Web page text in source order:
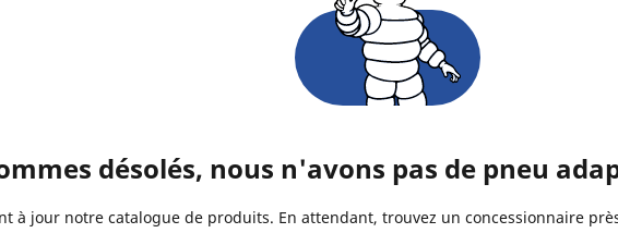
désolés, nous n'avons pas de pneu
à jour notre catalogue de produits. En attendant, trouvez un concessionnaire